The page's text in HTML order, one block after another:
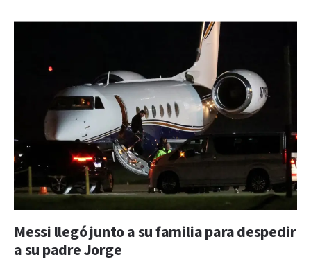
Messi llegó junto a su familia para despedir
a su padre Jorge